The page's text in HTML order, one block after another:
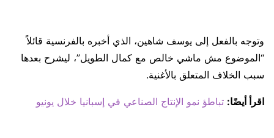
وتوجه بالفعل إلى يوسف شاهين، الذي أخبره بالفرنسية قائلاً
“الموضوع مش ماشي خالص مع كمال الطويل”، ليشرح بعدها
سبب الخلاف المتعلق بالأغنية.
اقرأ أيضًا: تباطؤ نمو الإنتاج الصناعي في إسبانيا خلال يونيو